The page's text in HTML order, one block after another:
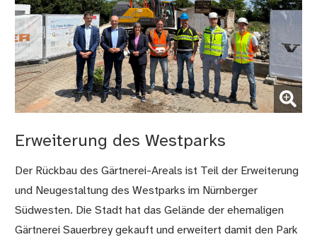
(Bild vergrößern)
Erweiterung des Westparks
Der Rückbau des Gärtnerei-Areals ist Teil der Erweiterung
und Neugestaltung des Westparks im Nürnberger
Südwesten. Die Stadt hat das Gelände der ehemaligen
Gärtnerei Sauerbrey gekauft und erweitert damit den Park